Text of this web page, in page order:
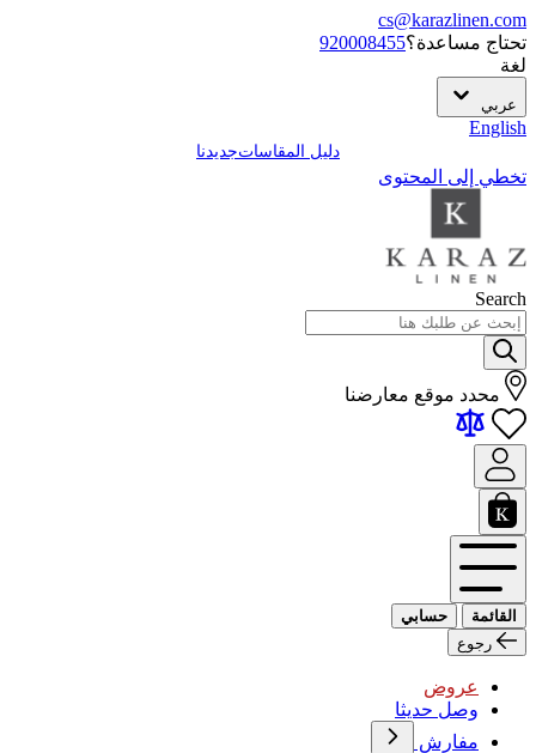
cs@karazlinen.com
تحتاج مساعدة؟920008455
لغة
عربي
English
دليل المقاساتجديدنا
تخطي إلى المحتوى
Search
محدد موقع معارضنا
القائمة
حسابي
رجوع
عروض
وصل حديثا
مفارش